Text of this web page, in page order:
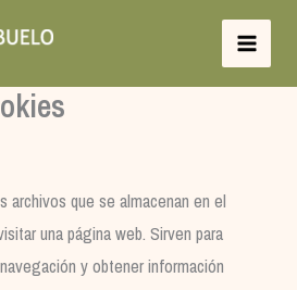
archivos que se almacenan en el
una página web. Sirven para
y obtener información